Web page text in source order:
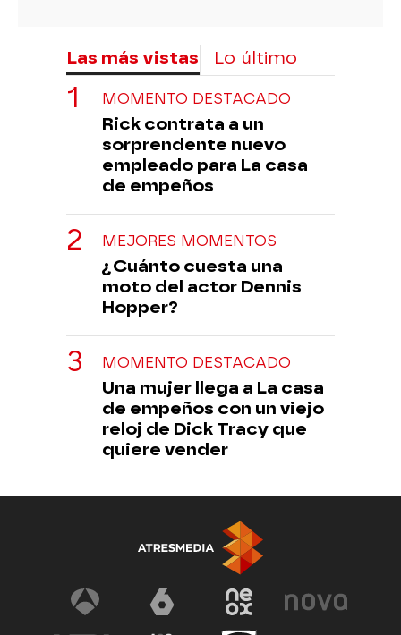
Las más vistas Lo último
MOMENTO DESTACADO
Rick contrata a un
sorprendente nuevo
empleado para La casa
de empeños
MEJORES MOMENTOS
¿Cuánto cuesta una
moto del actor Dennis
Hopper?
MOMENTO DESTACADO
Una mujer llega a La casa
de empeños con un viejo
reloj de Dick Tracy que
quiere vender